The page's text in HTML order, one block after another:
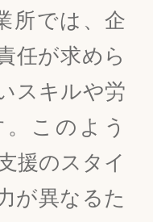
所では、企
任が求めら
スキルや労
このよう
援のスタイ
が異なるた